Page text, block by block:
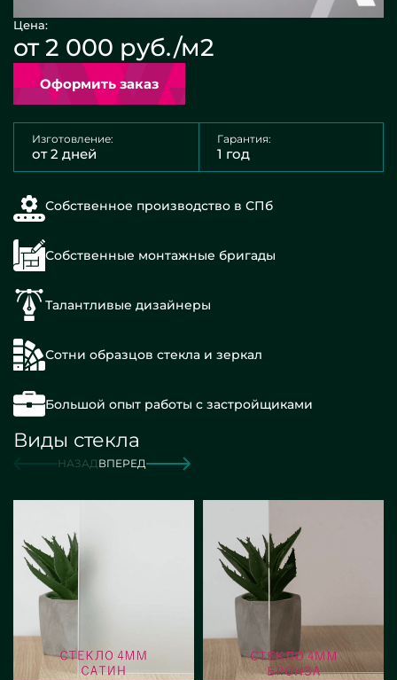
Цена:
от 2 000 руб./м2
Оформить заказ
Изготовление:
от 2 дней
Гарантия:
1 год
Собственное производство в СПб
Собственные монтажные бригады
Талантливые дизайнеры
Сотни образцов стекла и зеркал
Большой опыт работы с застройщиками
Виды стекла
НАЗАДВПЕРЕД